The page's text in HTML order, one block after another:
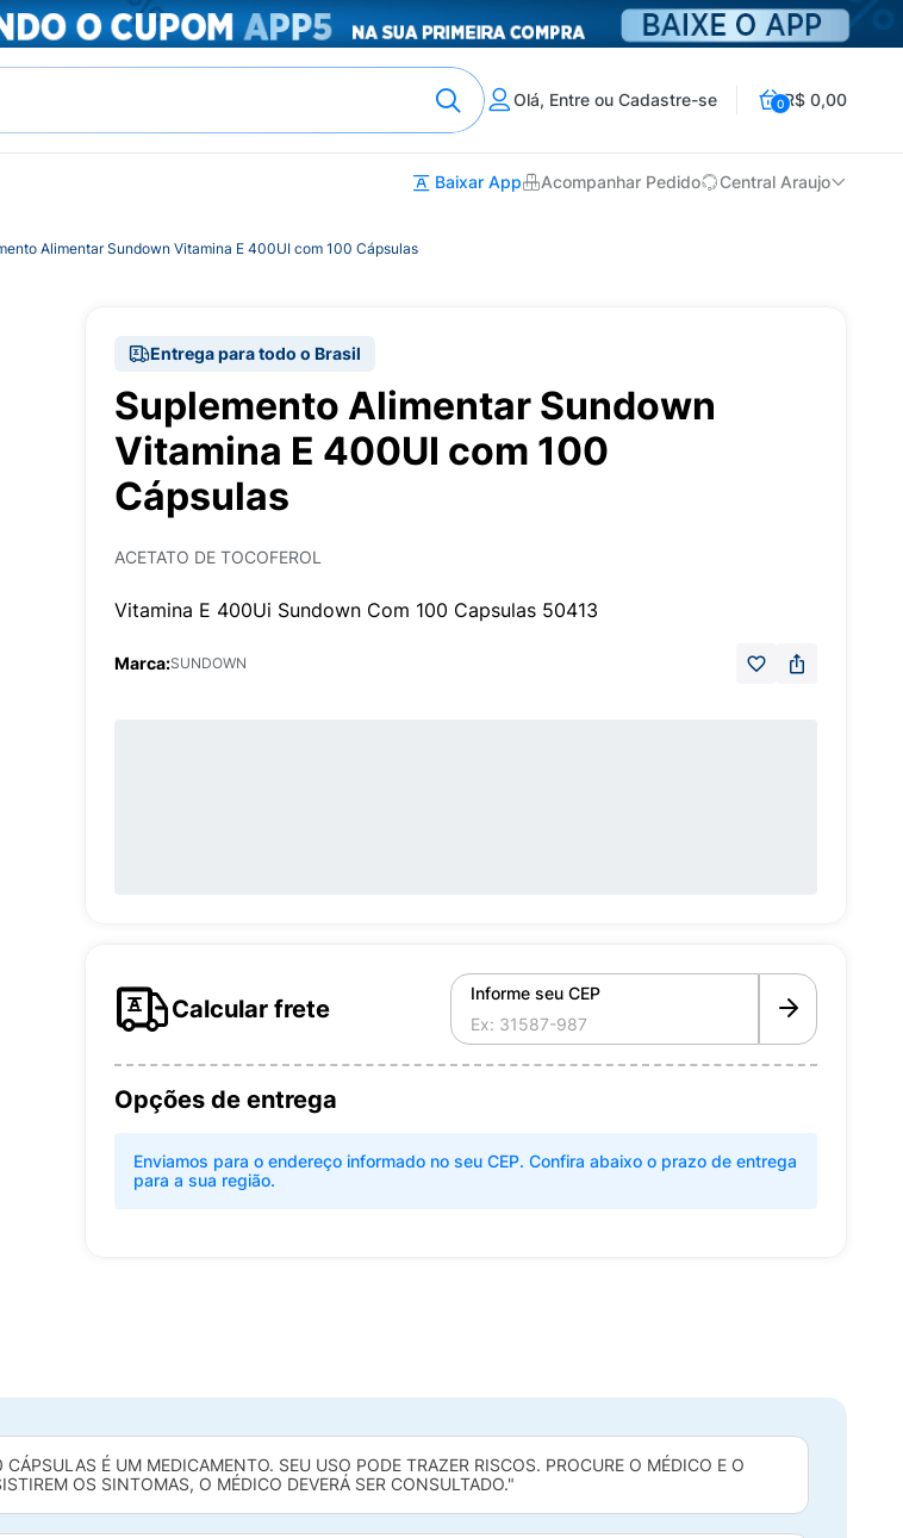
Olá, Entre ou Cadastre-se 0R$ 0,00
Baixar App Acompanhar Pedido Central Araujo
Alimentar Sundown Vitamina E 400UI com 100 Cápsulas
Entrega para todo o Brasil
Suplemento Alimentar Sundown
Vitamina E 400UI com 100
Cápsulas
ACETATO DE TOCOFEROL
Vitamina E 400Ui Sundown Com 100 Capsulas 50413
Marca:SUNDOWN
Calcular frete
Informe seu CEP
Opções de entrega
Enviamos para o endereço informado no seu CEP. Confira abaixo o prazo de entrega
para a sua região.
É UM MEDICAMENTO. SEU USO PODE TRAZER RISCOS. PROCURE O MÉDICO E O
OS SINTOMAS, O MÉDICO DEVERÁ SER CONSULTADO."